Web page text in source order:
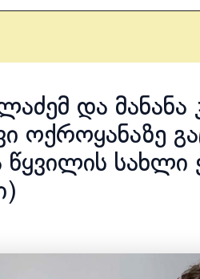
და მანანა
ოქროყანაზე
სახლი